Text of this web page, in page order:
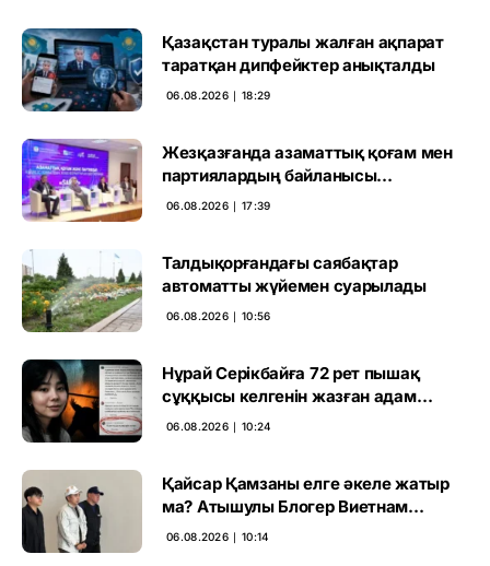
Қазақстан туралы жалған ақпарат
таратқан дипфейктер анықталды
06.08.2026 ∣ 18:29
Жезқазғанда азаматтық қоғам мен
партиялардың байланысы
талқыланды
06.08.2026 ∣ 17:39
Талдықорғандағы саябақтар
автоматты жүйемен суарылады
06.08.2026 ∣ 10:56
Нұрай Серікбайға 72 рет пышақ
сұққысы келгенін жазған адам
ұсталды
06.08.2026 ∣ 10:24
Қайсар Қамзаны елге әкеле жатыр
ма? Атышулы Блогер Виетнам
әуежайында көзге түсті
06.08.2026 ∣ 10:14